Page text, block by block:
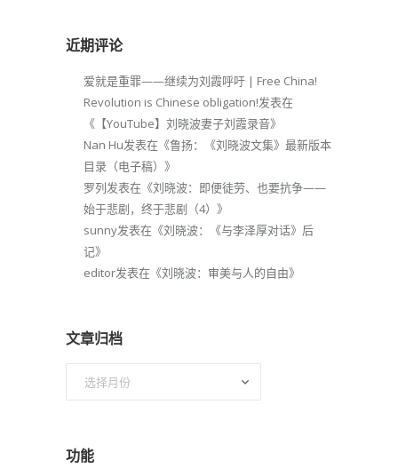
近期评论
爱就是重罪——继续为刘霞呼吁 | Free China!
Revolution is Chinese obligation!发表在
《 【YouTube】刘晓波妻子刘霞录音》
Nan Hu发表在《鲁扬：《刘晓波文集》最新版本
目录（电子稿） 》
罗列发表在《刘晓波：即便徒劳、也要抗争——
始于悲剧，终于悲剧（4） 》
sunny发表在《刘晓波：《与李泽厚对话》后
记》
editor发表在《刘晓波：审美与人的自由》
文章归档
功能